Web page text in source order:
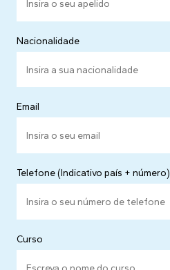
Nacionalidade
Email
Telefone (Indicativo país + número)
Curso